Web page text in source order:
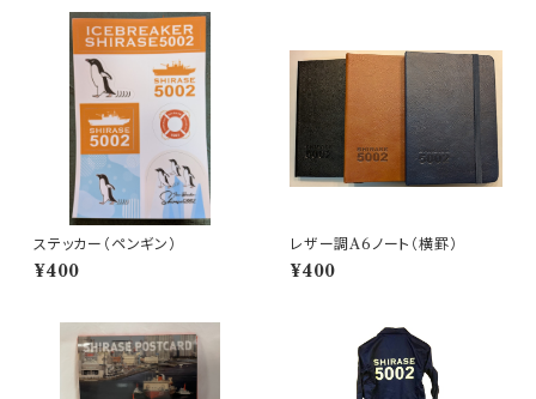
ステッカー（ペンギン）
¥400
レザー調A6ノート（横罫）
¥400